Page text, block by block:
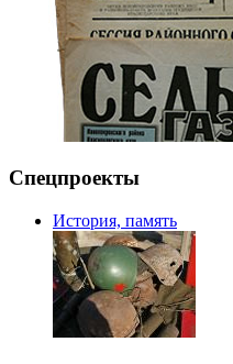
Спецпроекты
История, память